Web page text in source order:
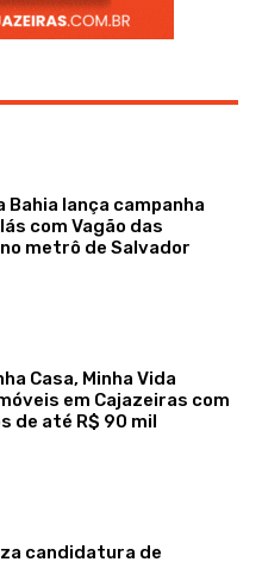
Bahia lança campanha
com Vagão das
metrô de Salvador
Casa, Minha Vida
em Cajazeiras com
de até R$ 90 mil
candidatura de